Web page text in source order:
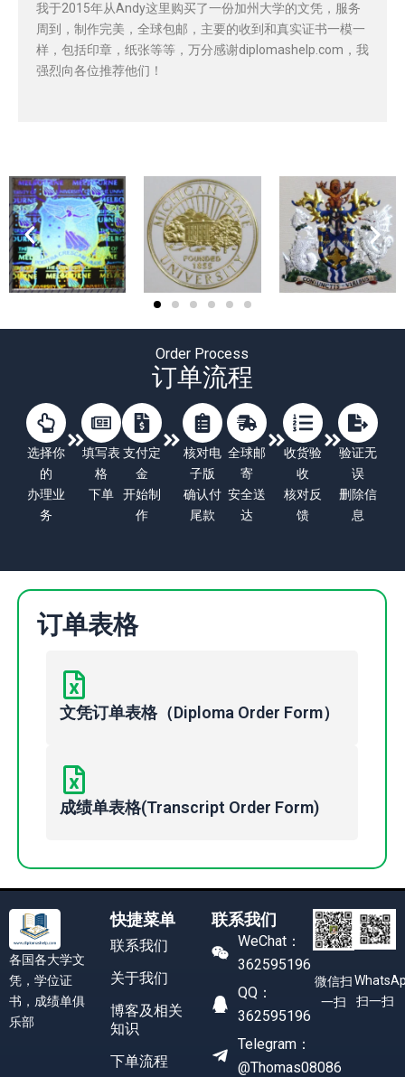
我于2015年从Andy这里购买了一份加州大学的文凭，服务
周到，制作完美，全球包邮，主要的收到和真实证书一模一
样，包括印章，纸张等等，万分感谢diplomashelp.com，我
强烈向各位推荐他们！
Order Process
订单流程
选择你
的
办理业
务
填写表
格
下单
支付定
金
开始制
作
核对电
子版
确认付
尾款
全球邮
寄
安全送
达
收货验
收
核对反
馈
验证无
误
删除信
息
订单表格
文凭订单表格（Diploma Order Form）
成绩单表格(Transcript Order Form)
各国各大学文
凭，学位证
书，成绩单俱
乐部
快捷菜单
联系我们
关于我们
博客及相关
知识
下单流程
联系我们
WeChat：
362595196
QQ：
362595196
Telegram：
@Thomas08086
微信扫
一扫
扫一扫